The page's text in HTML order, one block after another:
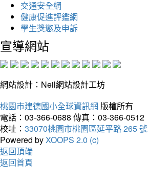
交通安全網
健康促進評鑑網
學生獎懲及申訴
宣導網站
網站設計：Neil網站設計工坊
桃園市建德國小全球資訊網 版權所有
電話：03-366-0688 傳真：03-366-0512
校址： 33070桃園市桃園區延平路 265 號
Powered byXOOPS 2.0 (c)
返回頂端
返回首頁